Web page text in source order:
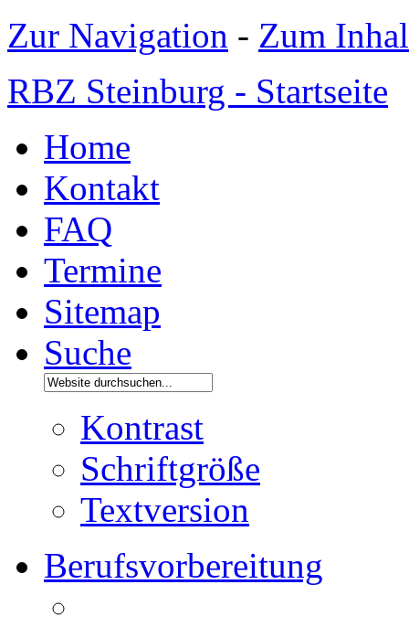
Zur Navigation - Zum
RBZ Steinburg - Startseite
Home
Kontakt
FAQ
Termine
Sitemap
Suche
Kontrast
Schriftgröße
Textversion
Berufsvorbereitung